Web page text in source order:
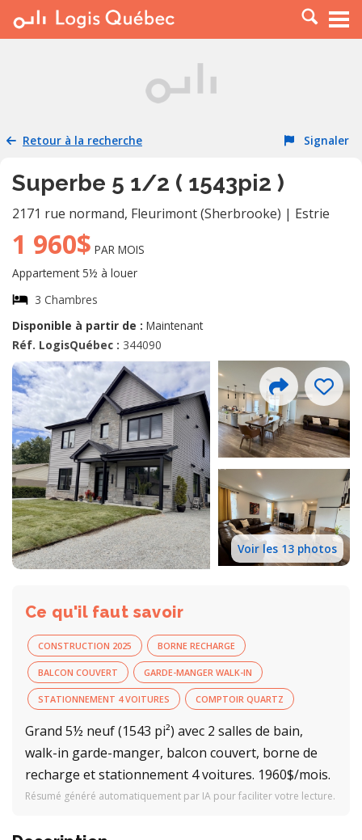
À LOUER
PLACER UNE ANNONCE
RESSOURCES
Retour à la recherche Signaler
Superbe 5 1/2 ( 1543pi2 )
2171 rue normand, Fleurimont (Sherbrooke) | Estrie
1 960$ PAR MOIS
Appartement 5½ à louer
3 Chambres
Disponible à partir de : Maintenant
Réf. LogisQuébec : 344090
Voir les 13 photos
Ce qu'il faut savoir
CONSTRUCTION 2025 BORNE RECHARGE
BALCON COUVERT GARDE-MANGER WALK-IN
STATIONNEMENT 4 VOITURES COMPTOIR QUARTZ
Grand 5½ neuf (1543 pi²) avec 2 salles de bain,
walk-in garde-manger, balcon couvert, borne de
recharge et stationnement 4 voitures. 1960$/mois.
Résumé généré automatiquement par IA pour faciliter votre lecture.